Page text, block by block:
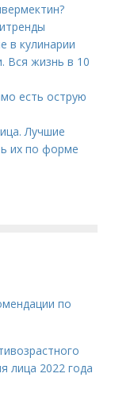
в кулинарии
Вся жизнь в 10
есть острую
Лучшие
их по форме
по
лица 2022 года